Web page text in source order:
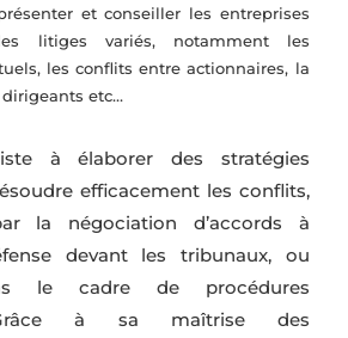
et conseiller les entreprises
litiges variés, notamment les
les conflits entre actionnaires, la
etc…
à élaborer des stratégies
efficacement les conflits,
la négociation d’accords à
devant les tribunaux, ou
le cadre de procédures
Grâce à sa maîtrise des